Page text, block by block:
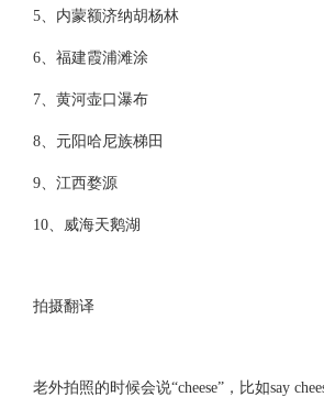
5、内蒙额济纳胡杨林
6、福建霞浦滩涂
7、黄河壶口瀑布
8、元阳哈尼族梯田
9、江西婺源
10、威海天鹅湖
拍摄翻译
老外拍照的时候会说“cheese”，比如say